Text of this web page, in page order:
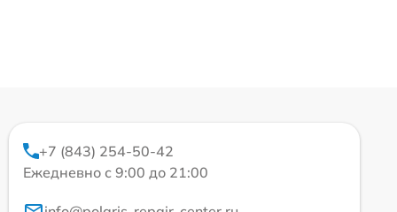
+7 (843) 254-50-42
Ежедневно с 9:00 до 21:00